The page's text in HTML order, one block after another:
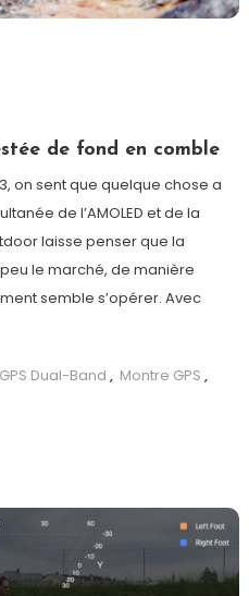
de fond en comble
on sent que quelque chose a
de l’AMOLED et de la
laisse penser que la
le marché, de manière
semble s’opérer. Avec
GPS Dual-Band , Montre GPS ,